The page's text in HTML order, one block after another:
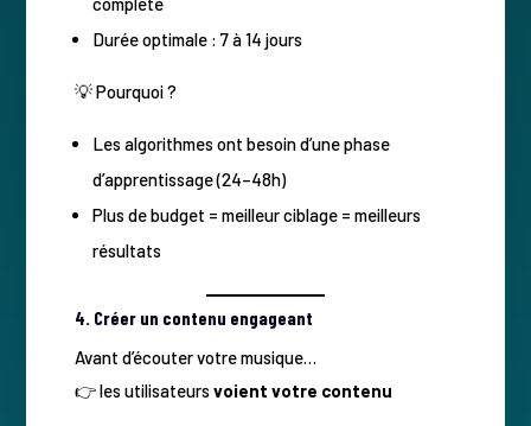
Durée optimale : 7 à 14 jours
💡 Pourquoi ?
Les algorithmes ont besoin d’une phase
d’apprentissage (24–48h)
Plus de budget = meilleur ciblage = meilleurs
résultats
4. Créer un contenu engageant
Avant d’écouter votre musique…
👉 les utilisateurs voient votre contenu